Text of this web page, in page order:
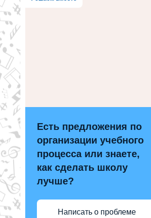
Есть предложения по
организации учебного
процесса или знаете,
как сделать школу
лучше?
Написать о проблеме